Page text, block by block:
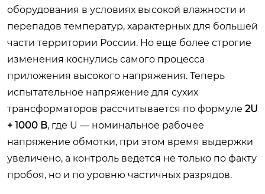
оборудования в условиях высокой влажности и
перепадов температур, характерных для большей
части территории России. Но еще более строгие
изменения коснулись самого процесса
приложения высокого напряжения. Теперь
испытательное напряжение для сухих
трансформаторов рассчитывается по формуле 2U
+ 1000 В, где U — номинальное рабочее
напряжение обмотки, при этом время выдержки
увеличено, а контроль ведется не только по факту
пробоя, но и по уровню частичных разрядов.